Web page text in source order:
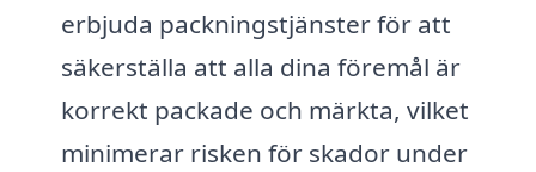
erbjuda packningstjänster för att
säkerställa att alla dina föremål är
korrekt packade och märkta, vilket
minimerar risken för skador under